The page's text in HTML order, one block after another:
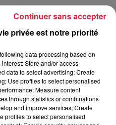
Mulhouse : rencontre
privée est notre priorité
data processing based on
Store and/or access
data to select advertising; Create
Use profiles to select personalised
Measure content
through statistics or combinations
and improve services; Create
profiles to select personalised
Continuer sans accepter